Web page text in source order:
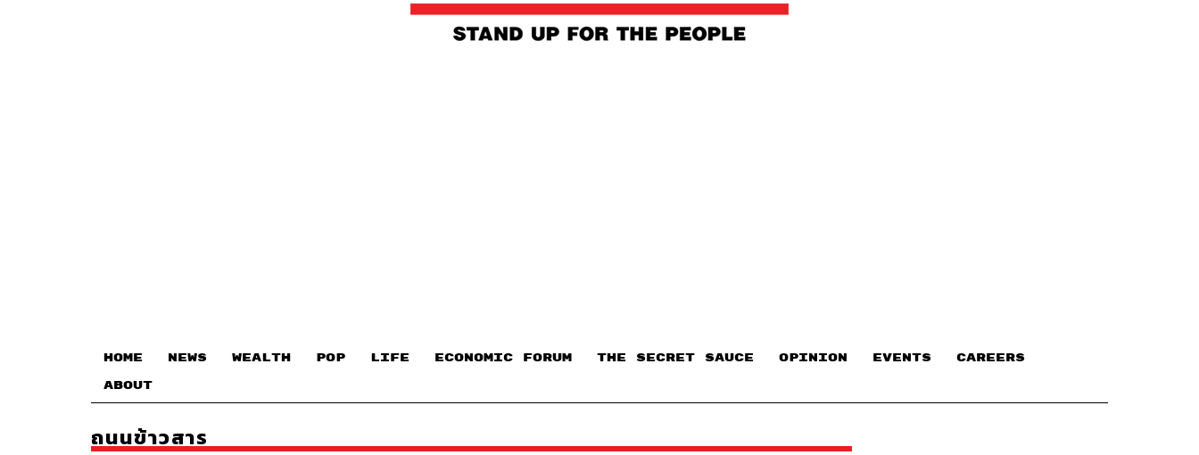
HOME NEWS WEALTH POP LIFE ECONOMIC FORUM THE SECRET SAUCE​ OPINION EVENTS CAREERS
ABOUT
ถนนข้าวสาร